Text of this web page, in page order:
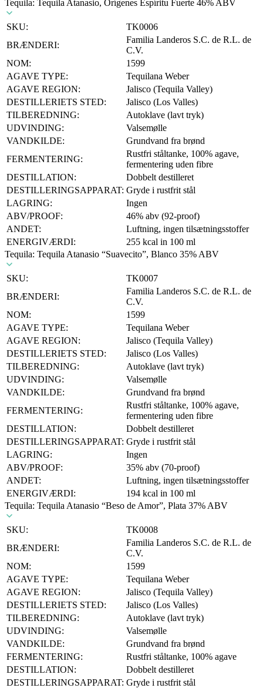
Tequila: Tequila Atanasio, Orígenes Espíritu Fuerte 46% ABV
SKU:
TK0006
BRÆNDERI:
Familia Landeros S.C. de R.L. de
C.V.
NOM:
1599
AGAVE TYPE:
Tequilana Weber
AGAVE REGION:
Jalisco (Tequila Valley)
DESTILLERIETS STED:
Jalisco (Los Valles)
TILBEREDNING:
Autoklave (lavt tryk)
UDVINDING:
Valsemølle
VANDKILDE:
Grundvand fra brønd
FERMENTERING:
Rustfri ståltanke, 100% agave,
fermentering uden fibre
DESTILLATION:
Dobbelt destilleret
DESTILLERINGSAPPARAT: Gryde i rustfrit stål
LAGRING:
Ingen
ABV/PROOF:
46% abv (92-proof)
ANDET:
Luftning, ingen tilsætningsstoffer
ENERGIVÆRDI:
255 kcal in 100 ml
Tequila: Tequila Atanasio “Suavecito”, Blanco 35% ABV
SKU:
TK0007
BRÆNDERI:
Familia Landeros S.C. de R.L. de
C.V.
NOM:
1599
AGAVE TYPE:
Tequilana Weber
AGAVE REGION:
Jalisco (Tequila Valley)
DESTILLERIETS STED:
Jalisco (Los Valles)
TILBEREDNING:
Autoklave (lavt tryk)
UDVINDING:
Valsemølle
VANDKILDE:
Grundvand fra brønd
FERMENTERING:
Rustfri ståltanke, 100% agave,
fermentering uden fibre
DESTILLATION:
Dobbelt destilleret
DESTILLERINGSAPPARAT: Gryde i rustfrit stål
LAGRING:
Ingen
ABV/PROOF:
35% abv (70-proof)
ANDET:
Luftning, ingen tilsætningsstoffer
ENERGIVÆRDI:
194 kcal in 100 ml
Tequila: Tequila Atanasio “Beso de Amor”, Plata 37% ABV
SKU:
TK0008
BRÆNDERI:
Familia Landeros S.C. de R.L. de
C.V.
NOM:
1599
AGAVE TYPE:
Tequilana Weber
AGAVE REGION:
Jalisco (Tequila Valley)
DESTILLERIETS STED:
Jalisco (Los Valles)
TILBEREDNING:
Autoklave (lavt tryk)
UDVINDING:
Valsemølle
VANDKILDE:
Grundvand fra brønd
FERMENTERING:
Rustfri ståltanke, 100% agave
DESTILLATION:
Dobbelt destilleret
DESTILLERINGSAPPARAT: Gryde i rustfrit stål